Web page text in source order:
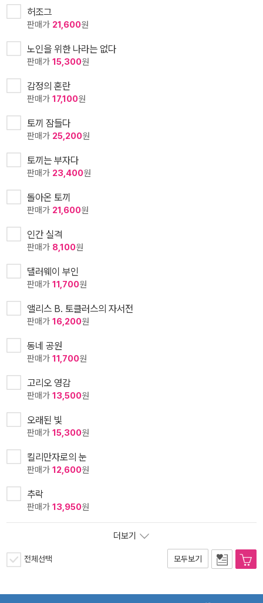
허조그
판매가 21,600원
노인을 위한 나라는 없다
판매가 15,300원
감정의 혼란
판매가 17,100원
토끼 잠들다
판매가 25,200원
토끼는 부자다
판매가 23,400원
돌아온 토끼
판매가 21,600원
인간 실격
판매가 8,100원
댈러웨이 부인
판매가 11,700원
앨리스 B. 토클러스의 자서전
판매가 16,200원
동네 공원
판매가 11,700원
고리오 영감
판매가 13,500원
오래된 빛
판매가 15,300원
킬리만자로의 눈
판매가 12,600원
추락
판매가 13,950원
더보기
전체선택 모두보기